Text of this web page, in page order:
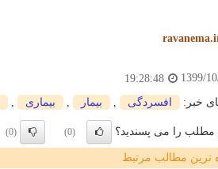
1399/
19:28:48
خبر: افسردگی بیمار بیماری
مطلب را می پسندید؟ (0)
(0)
ترین مطالب مرتبط